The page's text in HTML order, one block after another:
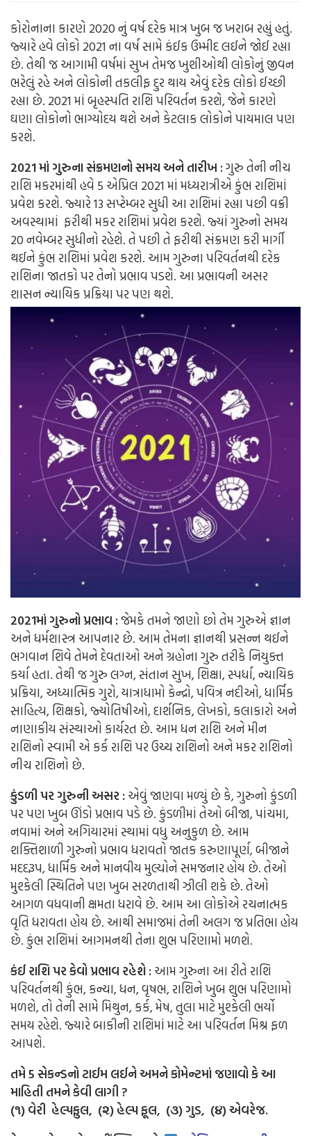
કોરોનાના કારણે 2020 નું વર્ષ દરેક માત્ર ખુબ જ ખરાબ રહ્યું હતું.
જ્યારે હવે લોકો 2021 ના વર્ષ સામે કંઈક ઉમ્મીદ લઈને જોઈ રહ્યા
છે. તેથી જ આગામી વર્ષમાં સુખ તેમજ ખુશીઓથી લોકોનું જીવન
ભરેલું રહે અને લોકોની તકલીફ દુર થાય એવું દરેક લોકો ઈચ્છી
રહ્યા છે. 2021 માં બૃહસ્પતિ રાશિ પરિવર્તન કરશે, જેને કારણે
ઘણા લોકોનો ભાગ્યોદય થશે અને કેટલાક લોકોને પાયમાલ પણ
કરશે.
2021 માં ગુરુના સંક્રમણનો સમય અને તારીખ :ગુરુ તેની નીચ
રાશિ મકરમાંથી હવે 5 એપ્રિલ 2021 માં મધ્યરાત્રીએ કુંભ રાશિમાં
પ્રવેશ કરશે. જ્યારે 13 સપ્ટેમ્બર સુધી આ રાશિમાં રહ્યા પછી વક્રી
અવસ્થામાં ફરીથી મકર રાશિમાં પ્રવેશ કરશે. જ્યાં ગુરુનો સમય
20 નવેમ્બર સુધીનો રહેશે. તે પછી તે ફરીથી સંક્રમણ કરી માર્ગી
થઈને કુંભ રાશિમાં પ્રવેશ કરશે. આમ ગુરુના પરિવર્તનથી દરેક
રાશિના જાતકો પર તેનો પ્રભાવ પડશે. આ પ્રભાવની અસર
શાસન ન્યાયિક પ્રક્રિયા પર પણ થશે.
2021માં ગુરુનો પ્રભાવ :જેમકે તમને જાણો છો તેમ ગુરુએ જ્ઞાન
અને ધર્મશાસ્ત્ર આપનાર છે. આમ તેમના જ્ઞાનથી પ્રસન્ન થઈને
ભગવાન શિવે તેમને દેવતાઓ અને ગ્રહોના ગુરુ તરીકે નિયુક્ત
કર્યા હતા. તેથી જ ગુરુ લગ્ન, સંતાન સુખ, શિક્ષા, સ્પર્ધા, ન્યાયિક
પ્રક્રિયા, અધ્યાત્મિક ગુરો, યાત્રાધામો કેન્દ્રો, પવિત્ર નદીઓ, ધાર્મિક
સાહિત્ય, શિક્ષકો, જ્યોતિષીઓ, દાર્શનિક, લેખકો, કલાકારો અને
નાણાકીય સંસ્થાઓ કાર્યરત છે. આમ ધન રાશિ અને મીન
રાશિનો સ્વામી એ કર્ક રાશિ પર ઉચ્ચ રાશિનો અને મકર રાશિનો
નીચ રાશિનો છે.
કુંડળી પર ગુરુની અસર :એવું જાણવા મળ્યું છે કે, ગુરુનો કુંડળી
પર પણ ખુબ ઊંડો પ્રભાવ પડે છે. કુંડળીમાં તેઓ બીજા, પાંચમા,
નવામાં અને અગિયારમાં સ્થામાં વધુ અનુકુળ છે. આમ
શક્તિશાળી ગુરુનો પ્રભાવ ધરાવતો જાતક કરુણાપૂર્ણ, બીજાને
મદદરૂપ, ધાર્મિક અને માનવીય મુલ્યોને સમજનાર હોય છે. તેઓ
મુશ્કેલી સ્થિતિને પણ ખુબ સરળતાથી ઝીલી શકે છે. તેઓ
આગળ વધવાની ક્ષમતા ધરાવે છે. આમ આ લોકોએ રચનાત્મક
વૃતિ ધરાવતા હોય છે. આથી સમાજમાં તેની અલગ જ પ્રતિભા હોય
છે. કુંભ રાશિમાં આગમનથી તેના શુભ પરિણામો મળશે.
કંઈ રાશિ પર કેવો પ્રભાવ રહેશે :આમ ગુરુના આ રીતે રાશિ
પરિવર્તનથી કુંભ, કન્યા, ધન, વૃષભ, રાશિને ખુબ શુભ પરિણામો
મળશે, તો તેની સામે મિથુન, કર્ક, મેષ, તુલા માટે મુશ્કેલી ભર્યો
સમય રહેશે. જ્યારે બાકીની રાશિમાં માટે આ પરિવર્તન મિશ્ર ફળ
આપશે.
તમે 5 સેકન્ડનો ટાઈમ લઈને અમને કોમેન્ટમાં જણાવો કે આ
માહિતી તમને કેવી લાગી ?
(૧) વેરી હેલ્પફુલ, (૨) હેલ્પ ફૂલ, (૩) ગુડ, (૪) એવરેજ.